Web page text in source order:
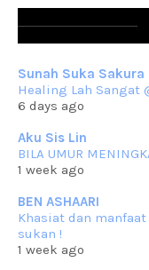
Assalammualaikum,
RESIPI KUIH
Assalammualaikum,
mat ucapkan
Jun 30 2023
RESIPI KURMA
Assalammualaikum,
Jun 23 2023
RESIPI SAMBAL
Assalammualaikum,
Sunah Suka Sakura
Healing Lah Sangat
6 days ago
Aku Sis Lin
BILA UMUR
1 week ago
BEN ASHAARI
Khasiat dan
sukan !
1 week ago